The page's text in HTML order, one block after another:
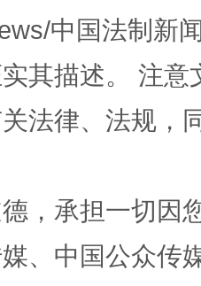
无期 从幼
你上场
中国法制新
其描述。 注
法律、法规，
，承担一切因
、中国公众传